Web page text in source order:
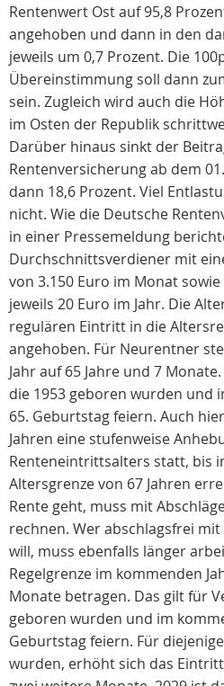
Rentenwert Ost auf 95,8
angehoben und dann in den
jeweils um 0,7 Prozent. Die
Übereinstimmung soll dann
sein. Zugleich wird auch die
im Osten der Republik
Darüber hinaus sinkt der
Rentenversicherung ab dem
dann 18,6 Prozent. Viel
nicht. Wie die Deutsche
in einer Pressemeldung
Durchschnittsverdiener mit
von 3.150 Euro im Monat
jeweils 20 Euro im Jahr. Die
regulären Eintritt in die
angehoben. Für Neurentner
Jahr auf 65 Jahre und 7
die 1953 geboren wurden und
65. Geburtstag feiern. Auch
Jahren eine stufenweise
Renteneintrittsalters statt, bis
Altersgrenze von 67 Jahren
Rente geht, muss mit
rechnen. Wer abschlagsfrei mit
will, muss ebenfalls länger
Regelgrenze im kommenden
Monate betragen. Das gilt für
geboren wurden und im
Geburtstag feiern. Für
wurden, erhöht sich das